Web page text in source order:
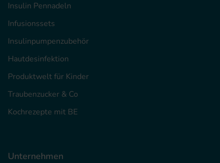
Insulin Pennadeln
Infusionssets
Insulinpumpenzubehör
Hautdesinfektion
Produktwelt für Kinder
Traubenzucker & Co
Kochrezepte mit BE
Unternehmen